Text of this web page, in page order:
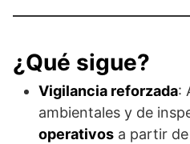
¿Qué sigue?
Vigilancia reforzada:
ambientales y de
operativos a partir